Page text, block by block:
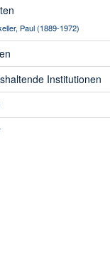
Paul (1889-1972)
Institutionen